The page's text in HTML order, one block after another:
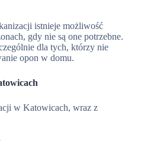
istnieje możliwość
gdy nie są one potrzebne.
dla tych, którzy nie
opon w domu.
w Katowicach, wraz z